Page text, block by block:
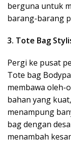
berguna untuk
barang-barang
3. Tote Bag
Pergi ke pusat
Tote bag
membawa oleh-
bahan yang
menampung
bag dengan
menambah